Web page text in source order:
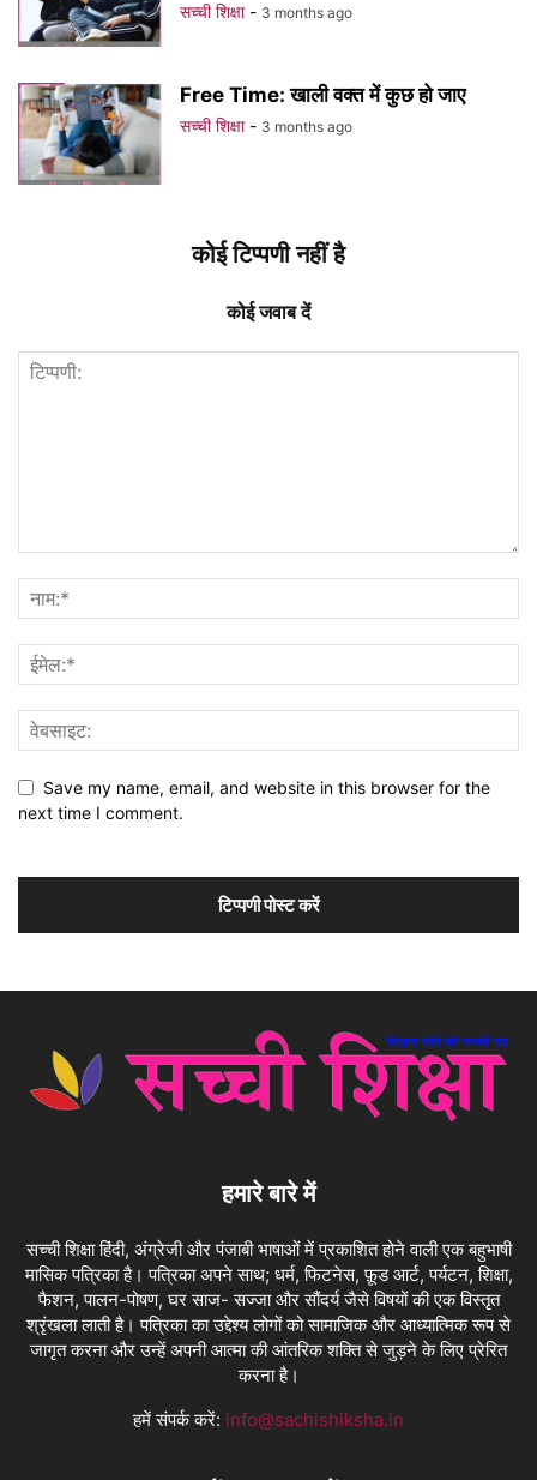
सच्ची शिक्षा - 3 months ago
Free Time: खाली वक्त में कुछ हो जाए
सच्ची शिक्षा - 3 months ago
कोई टिप्पणी नहीं है
कोई जवाब दें
Save my name, email, and website in this browser for the
next time I comment.
हमारे बारे में
सच्ची शिक्षा हिंदी, अंग्रेजी और पंजाबी भाषाओं में प्रकाशित होने वाली एक बहुभाषी
मासिक पत्रिका है। पत्रिका अपने साथ; धर्म, फिटनेस, फ़ूड आर्ट, पर्यटन, शिक्षा,
फैशन, पालन-पोषण, घर साज- सज्जा और सौंदर्य जैसे विषयों की एक विस्तृत
श्रृंखला लाती है। पत्रिका का उद्देश्य लोगों को सामाजिक और आध्यात्मिक रूप से
जागृत करना और उन्हें अपनी आत्मा की आंतरिक शक्ति से जुड़ने के लिए प्रेरित
करना है।
हमें संपर्क करें: info@sachishiksha.in